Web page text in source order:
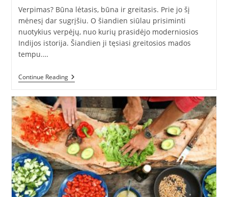
Verpimas? Būna lėtasis, būna ir greitasis. Prie jo šį
mėnesį dar sugrįšiu. O šiandien siūlau prisiminti
nuotykius verpėjų, nuo kurių prasidėjo moderniosios
Indijos istorija. Šiandien ji tęsiasi greitosios mados
tempu.…
Continue ReadingApie
Ratą,
Ratelį
Ir
Indijos
Vėliavą